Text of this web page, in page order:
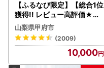
【ふるなび限定】【総合1位
獲得!! レビュー高評価★】
〈2026年度配送分〉山梨
県産 シャインマスカット 2
～3房（1.0kg以上）シャイ
ン フルーツ FN-Limited-S
P
山梨県甲府市
(2009)
10,000